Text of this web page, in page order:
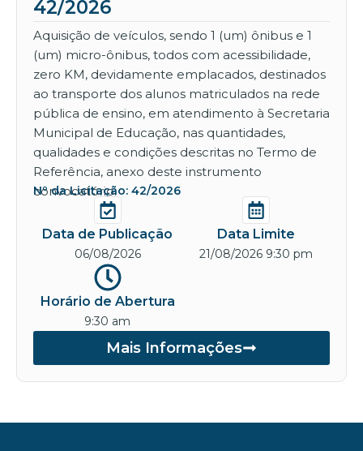
42/2026
Aquisição de veículos, sendo 1 (um) ônibus e 1
(um) micro-ônibus, todos com acessibilidade,
zero KM, devidamente emplacados, destinados
ao transporte dos alunos matriculados na rede
pública de ensino, em atendimento à Secretaria
Municipal de Educação, nas quantidades,
qualidades e condições descritas no Termo de
Referência, anexo deste instrumento
convocatório.
Nº da Licitação: 42/2026
Data de Publicação
06/08/2026
Data Limite
21/08/2026 9:30 pm
Horário de Abertura
9:30 am
Mais Informações